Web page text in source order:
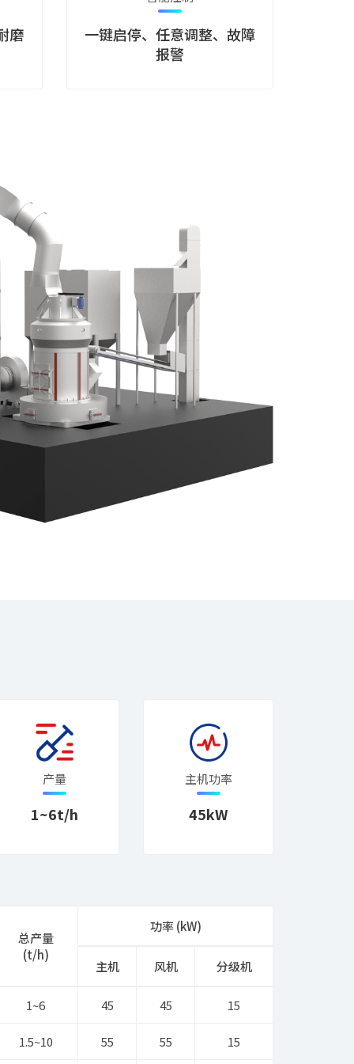
磨
一键启停、任意调整、故障
报警
产量
1~6t/h
主机功率
45kW
总产量
(t/h)
功率 (kW)
主机 风机 分级机
1~6 45 45 15
1.5~10 55 55 15